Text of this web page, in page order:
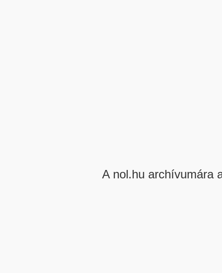
A nol.hu archívumára